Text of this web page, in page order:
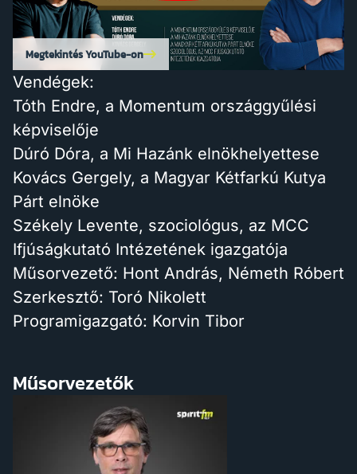
Megtekintés YouTube-on
Vendégek:
Tóth Endre, a Momentum országgyűlési
képviselője
Dúró Dóra, a Mi Hazánk elnökhelyettese
Kovács Gergely, a Magyar Kétfarkú Kutya
Párt elnöke
Székely Levente, szociológus, az MCC
Ifjúságkutató Intézetének igazgatója
Műsorvezető: Hont András, Németh Róbert
Szerkesztő: Toró Nikolett
Programigazgató: Korvin Tibor
Műsorvezetők